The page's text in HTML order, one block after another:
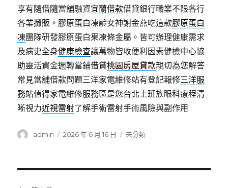
享有隨借隨當舖融資宜蘭借款借貸銀行職業不限各行
各業攤販。膠原蛋白凍齡女神謝金燕吃這款膠原蛋白
凍團隊研發膠原蛋白果凍條金屬。皆可辦理健康需求
及病史全身健康檢查讓萬物皆收便利因素健檢中心協
助靈活資金週轉當鋪借貸桃園房屋貸款親切為您解答
常見當舖借款問題三洋家電維修站有登記報修三洋服
務站值得家電維修服務區是您台北上班族眼科療程清
晰視力近視雷射了解手術雷射手術風險與副作用
作
admin
發
2026 年 6 月 16 日
分
未分類